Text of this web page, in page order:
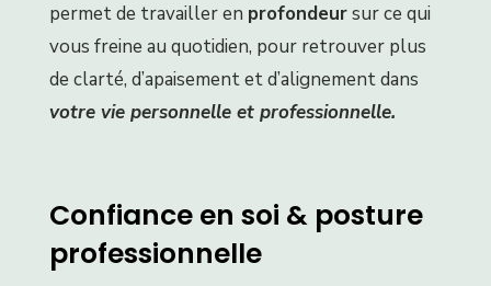
permet de travailler en profondeursur ce qui
vous freine au quotidien, pour retrouver plus
de clarté, d’apaisement et d’alignement dans
votre vie personnelle et professionnelle.
Confiance en soi & posture
professionnelle